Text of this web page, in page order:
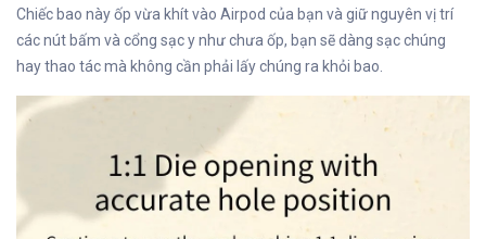
Chiếc bao này ốp vừa khít vào Airpod của bạn và giữ nguyên vị trí
các nút bấm và cổng sạc y như chưa ốp, bạn sẽ dàng sạc chúng
hay thao tác mà không cần phải lấy chúng ra khỏi bao.